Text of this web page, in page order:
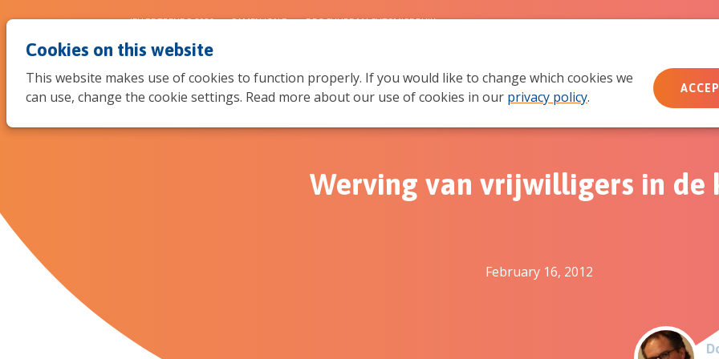
Cookies on this website
This website makes use of cookies to function properly. If you would like to change which cookies we
can use, change the cookie settings. Read more about our use of cookies in our privacy policy.
Wie wij zijn Wat we doen Doe mee
JEUGDTRENDS 2026 SAMEN JONG BROCHURE MACHTSMISBRUIK
Werving van vrijwilligers in de
February 16, 2012